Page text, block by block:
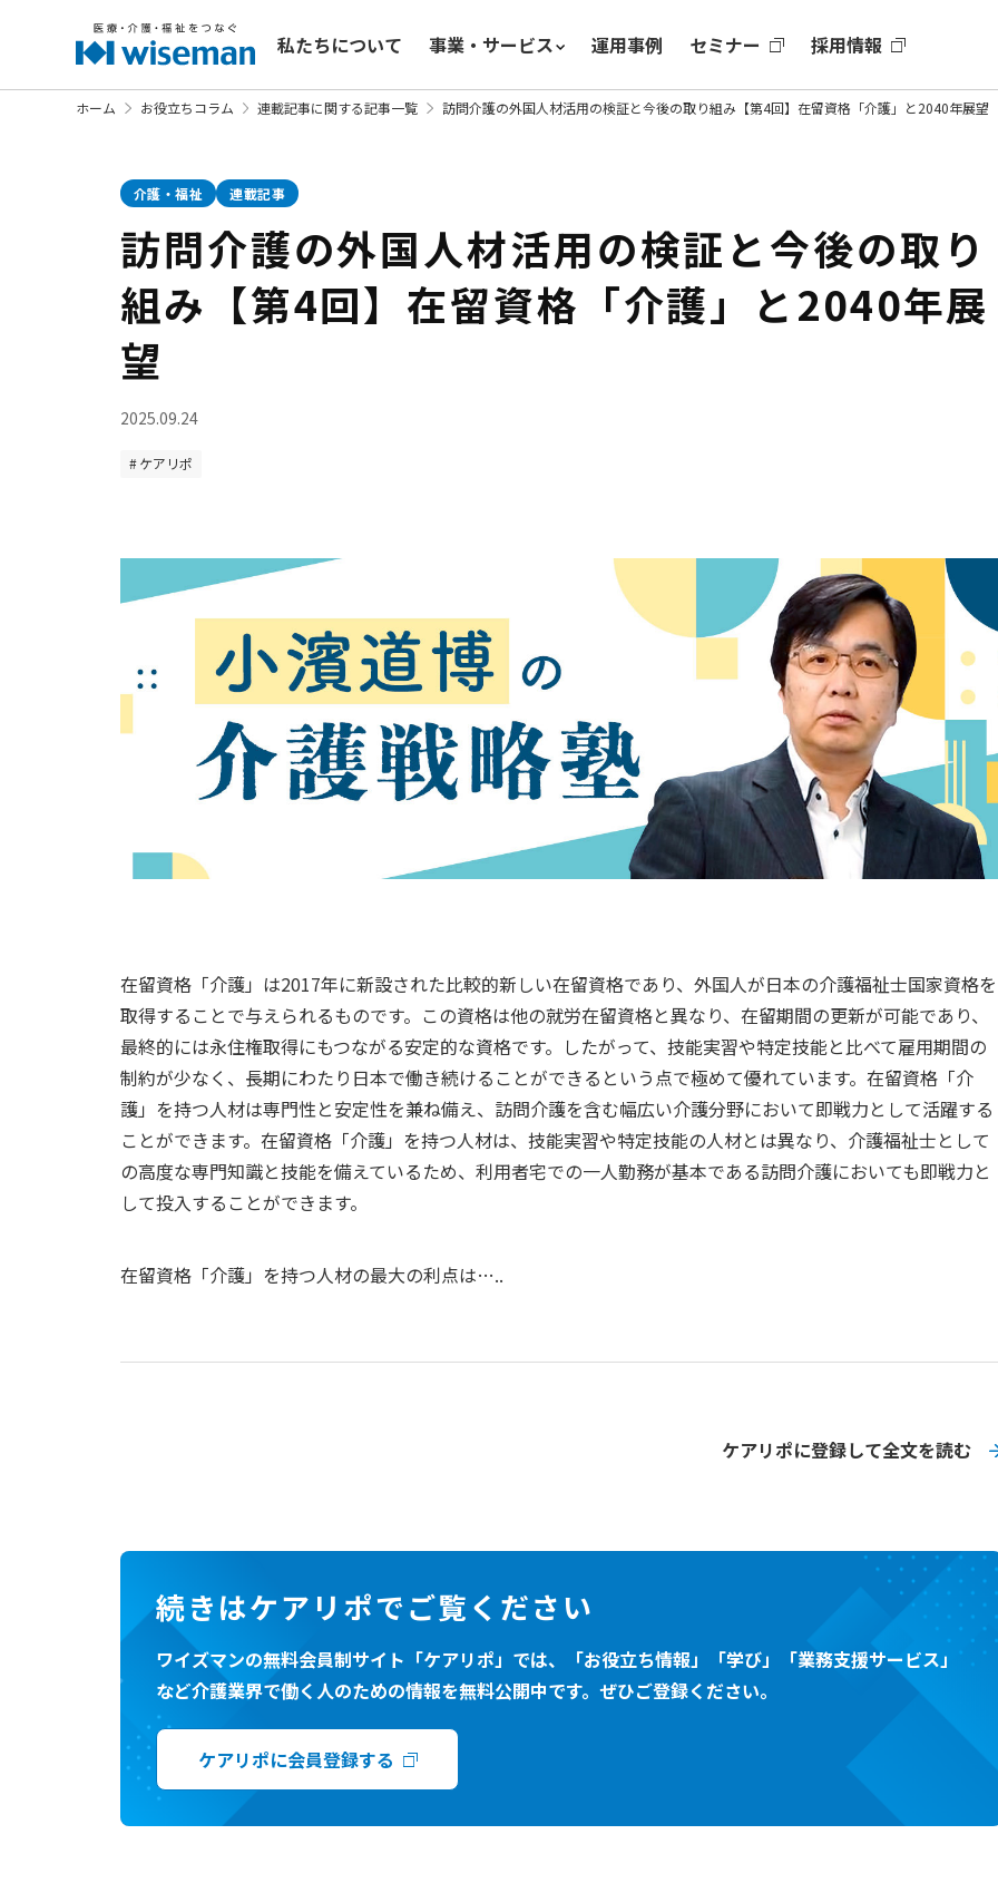
私たちについて 事業・サービス 運用事例 セミナー 採用情報
ホーム お役立ちコラム 連載記事に関する記事一覧 訪問介護の外国人材活用の検証と今後の取り組み【第4回】在留資格「介護」と2040年展望
介護・福祉 連載記事
訪問介護の外国人材活用の検証と今後の取り
組み【第4回】在留資格「介護」と2040年展
望
2025.09.24
ケアリポ
在留資格「介護」は2017年に新設された比較的新しい在留資格であり、外国人が日本の介護福祉士国家資格を
取得することで与えられるものです。この資格は他の就労在留資格と異なり、在留期間の更新が可能であり、
最終的には永住権取得にもつながる安定的な資格です。したがって、技能実習や特定技能と比べて雇用期間の
制約が少なく、長期にわたり日本で働き続けることができるという点で極めて優れています。在留資格「介
護」を持つ人材は専門性と安定性を兼ね備え、訪問介護を含む幅広い介護分野において即戦力として活躍する
ことができます。在留資格「介護」を持つ人材は、技能実習や特定技能の人材とは異なり、介護福祉士として
の高度な専門知識と技能を備えているため、利用者宅での一人勤務が基本である訪問介護においても即戦力と
して投入することができます。
在留資格「介護」を持つ人材の最大の利点は…..
ケアリポに登録して全文を読む
続きはケアリポでご覧ください
ワイズマンの無料会員制サイト「ケアリポ」では、「お役立ち情報」「学び」「業務支援サービス」
など介護業界で働く人のための情報を無料公開中です。ぜひご登録ください。
ケアリポに会員登録する